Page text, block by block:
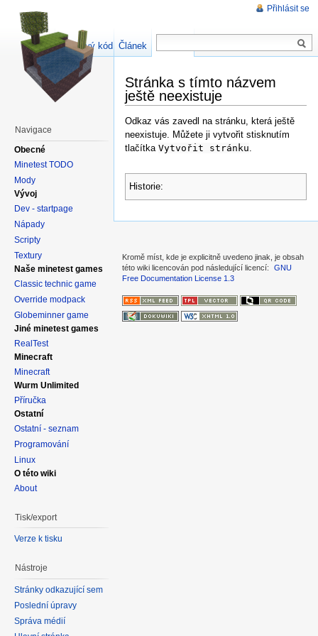
Stránka s tímto názvem
ještě neexistuje
Odkaz vás zavedl na stránku, která ještě
neexistuje. Můžete ji vytvořit stisknutím
tlačítka Vytvořit stránku
Historie:
Přihlásit se
Článek
Zdrojový kód stránky
Navigace
Obecné
Minetest TODO
Mody
Vývoj
Dev - startpage
Nápady
Scripty
Textury
Naše minetest games
Classic technic game
Override modpack
Globeminner game
Jiné minetest games
RealTest
Minecraft
Minecraft
Wurm Unlimited
Příručka
Ostatní
Ostatní - seznam
Programování
Linux
O této wiki
About
Tisk/export
Verze k tisku
Nástroje
Stránky odkazující sem
Poslední úpravy
Správa médií
Kromě míst, kde je explicitně uvedeno jinak, je obsah
této wiki licencován pod následující licencí:
GNU
Free Documentation License 1.3